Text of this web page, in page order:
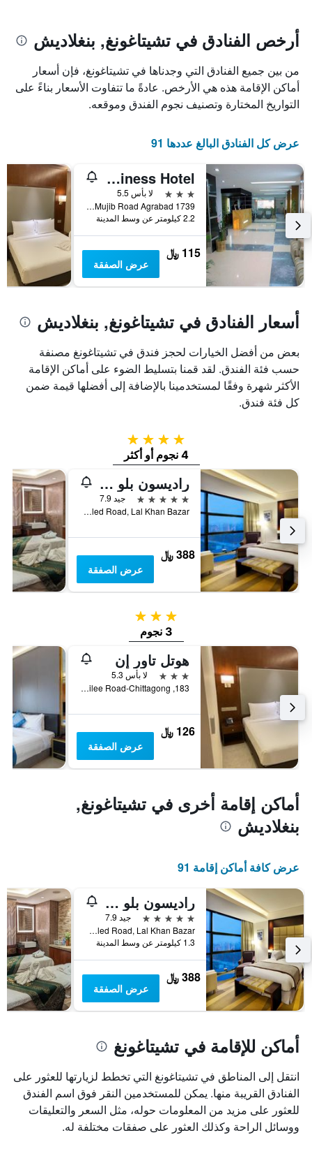
المخطط
1
Y
الذي
يعرض
متوسط
غرفة
في
عطلة
نهاية
هذا
الأسبوع
خلال
آخر
3
أيام
محور
الذي
يعرض
عدد
الأيام
الإقامة
يتضمن
المخطط
التالي
1
محور
Y
الذي
يعرض
متوسط
سعر
غرفة
أرخص الفنادق في تشيتاغونغ, بنغلاديش
من بين جميع الفنادق التي وجدناها في تشيتاغونغ، فإن أسعار
أماكن الإقامة هذه هي الأرخص. عادةً ما تتفاوت الأسعار بناءً على
التواريخ المختارة وتصنيف نجوم الفندق وموقعه.
عرض كل الفنادق البالغ عددها 91
Orchid Business Hotel
3 نجوم
لا بأس 5.5
1739 Sheikh Mujib Road Agrabad, تشيتاغونغ, بنغلاديش
2.2 كيلومتر عن وسط المدينة
115 ﷼
عرض الصفقة
أسعار الفنادق في تشيتاغونغ, بنغلاديش
بعض من أفضل الخيارات لحجز فندق في تشيتاغونغ مصنفة
حسب فئة الفندق. لقد قمنا بتسليط الضوء على أماكن الإقامة
الأكثر شهرة وفقًا لمستخدمينا بالإضافة إلى أفضلها قيمة ضمن
كل فئة فندق.
4 نجوم
4 نجوم أو أكثر
راديسون بلو تشاتوجرام باي فيو
5 نجوم
جيد 7.9
S. S. Khaled Road, Lal Khan Bazar, تشيتاغونغ, بنغلاديش
388 ﷼
عرض الصفقة
3 نجوم
3 نجوم
هوتل تاور إن
3 نجوم
لا بأس 5.3
183, Jubilee Road-Chittagong, تشيتاغونغ, بنغلاديش
126 ﷼
عرض الصفقة
أماكن إقامة أخرى في تشيتاغونغ,
بنغلاديش
عرض كافة أماكن إقامة 91
راديسون بلو تشاتوجرام باي فيو
5 نجوم
جيد 7.9
S. S. Khaled Road, Lal Khan Bazar, تشيتاغونغ, بنغلاديش
1.3 كيلومتر عن وسط المدينة
388 ﷼
عرض الصفقة
أماكن للإقامة في تشيتاغونغ
انتقل إلى المناطق في تشيتاغونغ التي تخطط لزيارتها للعثور على
الفنادق القريبة منها. يمكن للمستخدمين النقر فوق اسم الفندق
للعثور على مزيد من المعلومات حوله، مثل السعر والتعليقات
ووسائل الراحة وكذلك العثور على صفقات مختلفة له.